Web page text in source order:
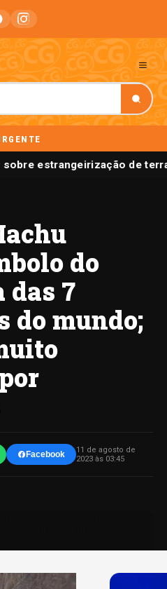
estrangeirização de
do
das 7
do mundo;
Facebook
11 de agosto de
2023 às 03:45